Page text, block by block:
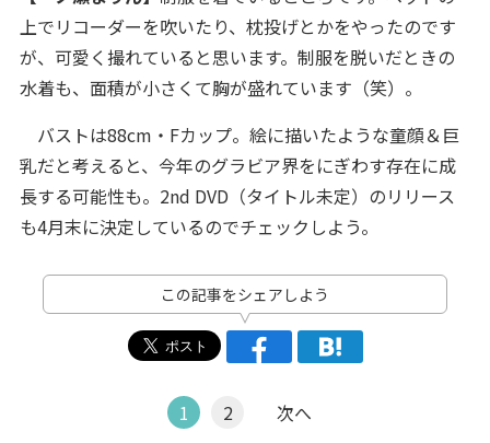
上でリコーダーを吹いたり、枕投げとかをやったのです
が、可愛く撮れていると思います。制服を脱いだときの
水着も、面積が小さくて胸が盛れています（笑）。
バストは88cm・Fカップ。絵に描いたような童顔＆巨
乳だと考えると、今年のグラビア界をにぎわす存在に成
長する可能性も。2nd DVD（タイトル未定）のリリース
も4月末に決定しているのでチェックしよう。
この記事をシェアしよう
1 2 次へ